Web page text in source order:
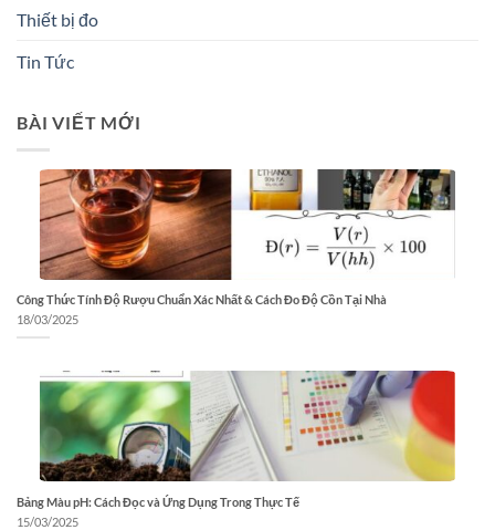
Thiết bị đo
Tin Tức
BÀI VIẾT MỚI
Công Thức Tính Độ Rượu Chuẩn Xác Nhất & Cách Đo Độ Cồn Tại Nhà
18/03/2025
Bảng Màu pH: Cách Đọc và Ứng Dụng Trong Thực Tế
15/03/2025